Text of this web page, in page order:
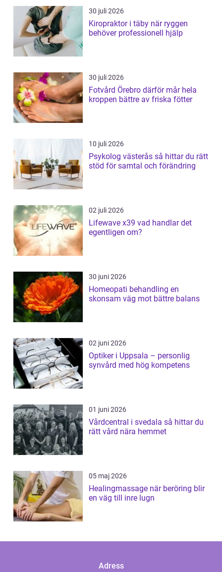
30 juli 2026
Kiropraktor i täby när ryggen
behöver professionell hjälp
30 juli 2026
Fotvård Örebro därför mår hela
kroppen bättre av friska fötter
10 juli 2026
Psykolog västerås så hittar du rätt
stöd för samtal och förändring
02 juli 2026
Lifewave x39 vad handlar det
egentligen om?
30 juni 2026
Homeopati behandling en
skonsam väg mot bättre balans
02 juni 2026
Optiker i Uppsala – personlig
synvård med hög kompetens
01 juni 2026
Vårdcentral i svedala så hittar du
rätt vård nära hemmet
05 maj 2026
Healingmassage när beröring blir
en väg till inre lugn
Adress